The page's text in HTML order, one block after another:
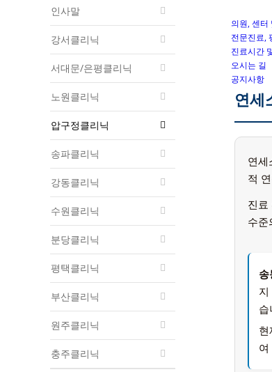
인사말
강서클리닉
서대문/은평클리닉
노원클리닉
압구정클리닉
송파클리닉
강동클리닉
수원클리닉
분당클리닉
평택클리닉
부산클리닉
원주클리닉
충주클리닉
의원, 센터
전문진료,
진료시간
오시는 길
공지사항
연세
연세
적
진료
수준
습